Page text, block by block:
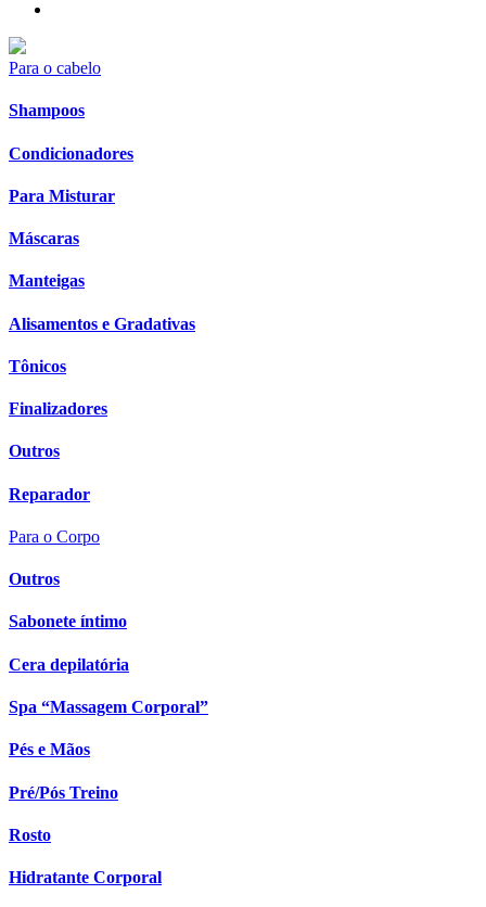
Para o cabelo
Shampoos
Condicionadores
Para Misturar
Máscaras
Manteigas
Alisamentos e Gradativas
Tônicos
Finalizadores
Outros
Reparador
Para o Corpo
Outros
Sabonete íntimo
Cera depilatória
Spa “Massagem Corporal”
Pés e Mãos
Pré/Pós Treino
Rosto
Hidratante Corporal